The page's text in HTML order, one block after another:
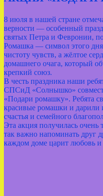
8 июля в нашей стране
верности — особенный
святых Петра и Февронии,
Ромашка — символ этого
чистоту чувств, а жёлтое
домашнего очага, который
крепкий союз.
В честь праздника наши
СПСиД «Солнышко»
«Подари ромашку». Ребята
красивые ромашки и
счастья и семейного
Эта акция получилась
так важно напоминать друг
каждом доме царит любовь и